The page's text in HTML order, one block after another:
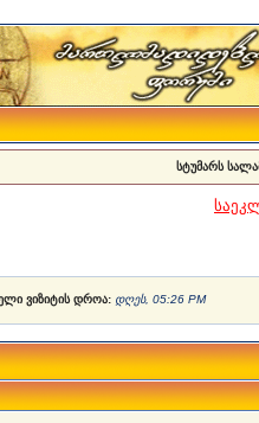
სტუმარს
ვიზიტის დროა: დღეს, 05:26 PM